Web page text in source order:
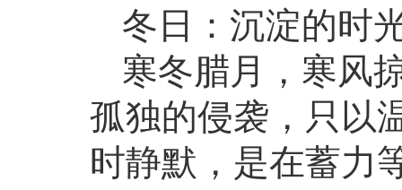
冬日：沉淀的时
寒冬腊月，寒风
孤独的侵袭，只以
时静默，是在蓄力